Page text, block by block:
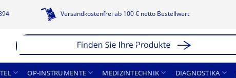
Versandkostenfrei ab 100 € netto Bestellwert
OP-INSTRUMENTE MEDIZINTECHNIK DIAGNOSTIKA